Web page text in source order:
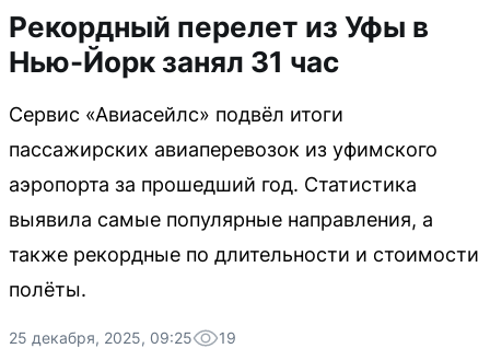
Рекордный перелет из Уфы в
Нью-Йорк занял 31 час
Сервис «Авиасейлс» подвёл итоги
пассажирских авиаперевозок из уфимского
аэропорта за прошедший год. Статистика
выявила самые популярные направления, а
также рекордные по длительности и стоимости
полёты.
25 декабря, 2025, 09:25 19